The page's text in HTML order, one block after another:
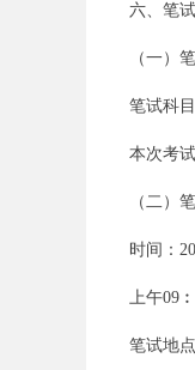
六、笔试
（一）笔
笔试科目
本次考试
（二）笔
时间：
上午
笔试地点